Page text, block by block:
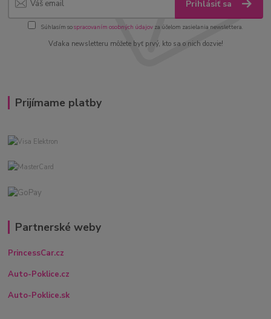
Prihlásiť sa
Súhlasím sospracovaním osobných údajov za účelom zasielania newslettera.
Vďaka newsletteru môžete byť prvý, kto sa o nich dozvie!
Prijímame platby
Partnerské weby
PrincessCar.cz
Auto-Poklice.cz
Auto-Poklice.sk